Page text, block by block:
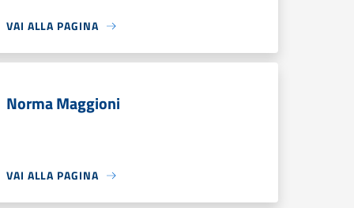
VAI ALLA PAGINA
Norma Maggioni
VAI ALLA PAGINA